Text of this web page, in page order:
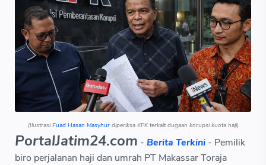
(Ilustrasi Fuad Hasan Masyhurdiperiksa KPK terkait dugaan korupsi kuota haji)
PortalJatim24.com - Berita Terkini - Pemilik
biro perjalanan haji dan umrah PT Makassar Toraja